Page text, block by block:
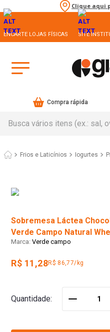
Clique aqui
ENCARTE LOJAS FÍSICAS SITE
Compra rápida
Frios e Laticínios Iogurtes
Sobremesa Láctea
Verde Campo Natural
Verde campo
R$ 11,28R$ 86,77/kg
Quantidade